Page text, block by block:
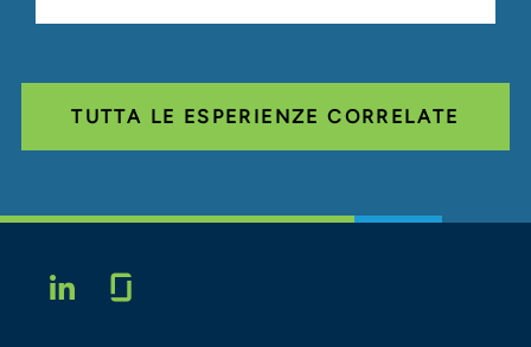
TUTTA LE ESPERIENZE CORRELATE
LINKEDIN